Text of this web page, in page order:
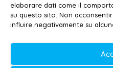
elaborare dati come il
su questo sito. Non
influire negativamente su
© 2020-
Testata iscritta al n.
Stampa